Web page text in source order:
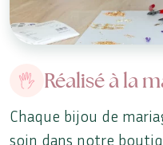
Réalisé à la
Chaque bijou de
soin dans notre